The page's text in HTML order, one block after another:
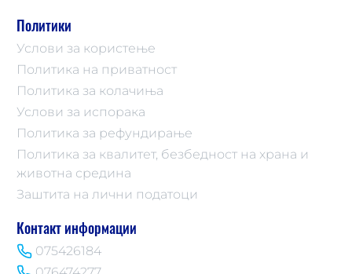
Политики
Услови за користење
Политика на приватност
Политика за колачиња
Услови за испорака
Политика за рефундирање
Политика за квалитет, безбедност на храна и
животна средина
Заштита на лични податоци
Контакт информации
075426184